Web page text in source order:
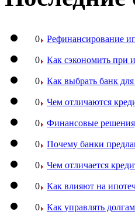
0 Рефинансирование
0 Как сэкономить при
0 Как выбрать банк
0 Чем отличаются
0 Финансовые
0 Почему банки
0 Чем отличается
0 Как влияют на
0 Как управлять